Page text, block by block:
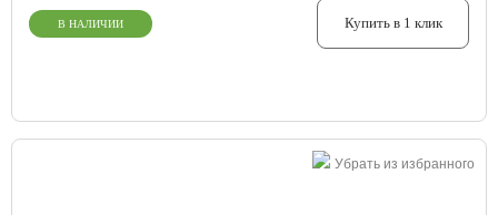
В НАЛИЧИИ Купить в 1 клик
Убрать из избранного